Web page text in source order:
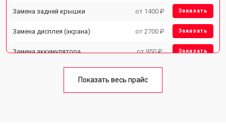
Замена задней крышки от 1400 ₽ Заказать
Замена дисплея (экрана) от 2700 ₽ Заказать
Замена аккумулятора от 950 ₽ Заказать
Ремонт цепи питания от 3200 ₽
Показать весь прайс